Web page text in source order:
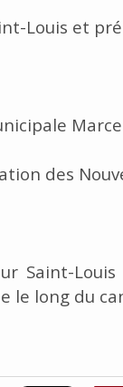
Louis et
des
Saint-
le long du